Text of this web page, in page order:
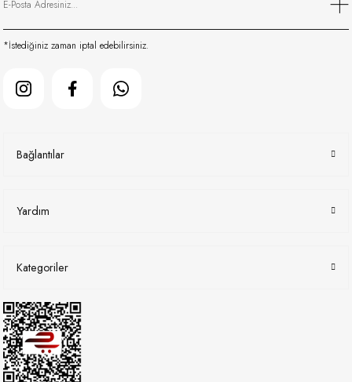
*İstediğiniz zaman iptal edebilirsiniz.
Bağlantılar
Yardım
Kategoriler